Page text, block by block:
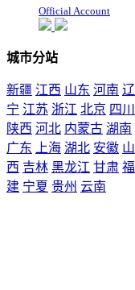
Official Account
城市分站
新疆 江西 山东 河南 辽
宁 江苏 浙江 北京 四川
陕西 河北 内蒙古 湖南
广东
上海 湖北 安徽 山
西 吉林 黑龙江 甘肃 福
建 宁夏 贵州 云南